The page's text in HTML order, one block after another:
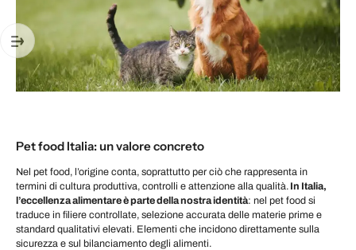
Pet food Italia: un valore concreto
Nel pet food, l’origine conta, soprattutto per ciò che rappresenta in
termini di cultura produttiva, controlli e attenzione alla qualità. In Italia,
l’eccellenza alimentare è parte della nostra identità: nel pet food si
traduce in filiere controllate, selezione accurata delle materie prime e
standard qualitativi elevati. Elementi che incidono direttamente sulla
sicurezza e sul bilanciamento degli alimenti.